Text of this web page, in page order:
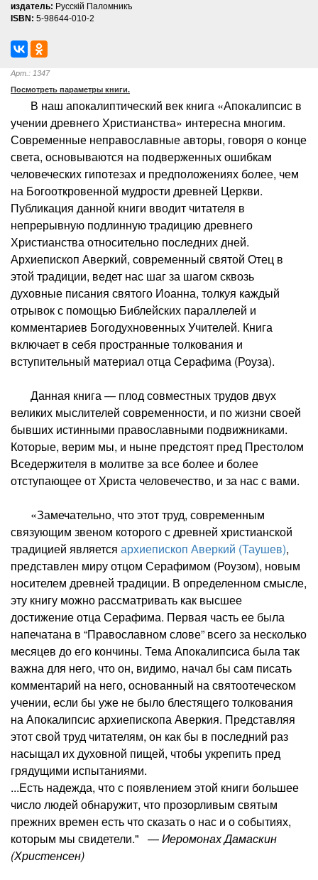
издатель: Русскiй Паломникъ
ISBN: 5-98644-010-2
Арт.: 1347
Посмотреть параметры книги.
В наш апокалиптический век книга «Апокалипсис в
учении древнего Христианства» интересна многим.
Современные неправославные авторы, говоря о конце
света, основываются на подверженных ошибкам
человеческих гипотезах и предположениях более, чем
на Богооткровенной мудрости древней Церкви.
Публикация данной книги вводит читателя в
непрерывную подлинную традицию древнего
Христианства относительно последних дней.
Архиепископ Аверкий, современный святой Отец в
этой традиции, ведет нас шаг за шагом сквозь
духовные писания святого Иоанна, толкуя каждый
отрывок с помощью Библейских параллелей и
комментариев Богодухновенных Учителей. Книга
включает в себя пространные толкования и
вступительный материал отца Серафима (Роуза).
Данная книга — плод совместных трудов двух
великих мыслителей современности, и по жизни своей
бывших истинными православными подвижниками.
Которые, верим мы, и ныне предстоят пред Престолом
Вседержителя в молитве за все более и более
отступающее от Христа человечество, и за нас с вами.
«Замечательно, что этот труд, современным
связующим звеном которого с древней христианской
традицией является архиепископ Аверкий (Таушев),
представлен миру отцом Серафимом (Роузом), новым
носителем древней традиции. В определенном смысле,
эту книгу можно рассматривать как высшее
достижение отца Серафима. Первая часть ее была
напечатана в “Православном слове” всего за несколько
месяцев до его кончины. Тема Апокалипсиса была так
важна для него, что он, видимо, начал бы сам писать
комментарий на него, основанный на святоотеческом
учении, если бы уже не было блестящего толкования
на Апокалипсис архиепископа Аверкия. Представляя
этот свой труд читателям, он как бы в последний раз
насыщал их духовной пищей, чтобы укрепить пред
грядущими испытаниями.
...Есть надежда, что с появлением этой книги большее
число людей обнаружит, что прозорливым святым
прежних времен есть что сказать о нас и о событиях,
которым мы свидетели." —Иеромонах Дамаскин
(Христенсен)